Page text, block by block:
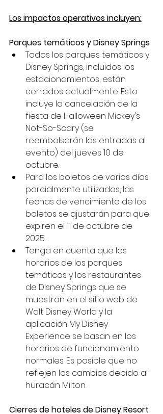
Los impactos operativos incluyen:
Parques temáticos y Disney Springs
Todos los parques temáticos y
Disney Springs, incluidos los
estacionamientos, están
cerrados actualmente. Esto
incluye la cancelación de la
fiesta de Halloween Mickey's
Not-So-Scary (se
reembolsarán las entradas al
evento) del jueves 10 de
octubre.
Para los boletos de varios días
parcialmente utilizados, las
fechas de vencimiento de los
boletos se ajustarán para que
expiren el 11 de octubre de
2025.
Tenga en cuenta que los
horarios de los parques
temáticos y los restaurantes
de Disney Springs que se
muestran en el sitio web de
Walt Disney World y la
aplicación My Disney
Experience se basan en los
horarios de funcionamiento
normales. Es posible que no
reflejen los cambios debido al
huracán Milton.
Cierres de hoteles de Disney Resort